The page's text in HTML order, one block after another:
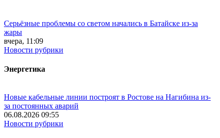
Серьёзные проблемы со светом начались в Батайске из-за
жары
вчера, 11:09
Новости рубрики
Энергетика
Новые кабельные линии построят в Ростове на Нагибина из-
за постоянных аварий
06.08.2026 09:55
Новости рубрики